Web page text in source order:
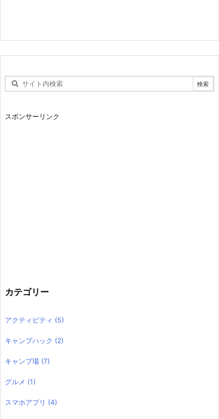
スポンサーリンク
カテゴリー
アクティビティ (5)
キャンプハック (2)
キャンプ場 (7)
グルメ (1)
スマホアプリ (4)